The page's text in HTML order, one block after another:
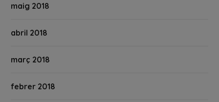
maig 2018
abril 2018
març 2018
febrer 2018